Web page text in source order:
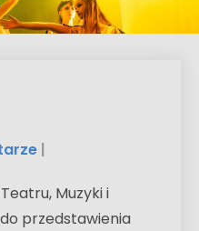
|
Muzyki i
przedstawienia